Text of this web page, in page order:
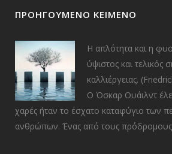
ΠΡΟΗΓΟΎΜΕΝΟ ΚΕΊΜΕΝΟ
Η απλότητα και η
ύψιστος και τελικός
καλλιέργειας.
O Όσκαρ Ουάιλντ
χαρές ήταν το έσχατο καταφύγιο των
ανθρώπων. Ένας από τους πρόδρομους